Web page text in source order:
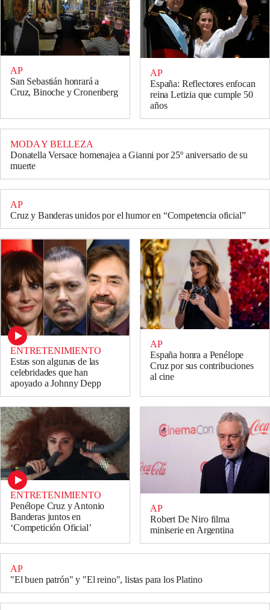
AP
San Sebastián honrará a
Cruz, Binoche y Cronenberg
AP
España: Reflectores enfocan
reina Letizia que cumple 50
años
MODA Y BELLEZA
Donatella Versace homenajea a Gianni por 25º aniversario de su
muerte
AP
Cruz y Banderas unidos por el humor en “Competencia oficial”
ENTRETENIMIENTO
Estas son algunas de las
celebridades que han
apoyado a Johnny Depp
AP
España honra a Penélope
Cruz por sus contribuciones
al cine
ENTRETENIMIENTO
Penélope Cruz y Antonio
Banderas juntos en
‘Competición Oficial’
AP
Robert De Niro filma
miniserie en Argentina
AP
"El buen patrón" y "El reino", listas para los Platino